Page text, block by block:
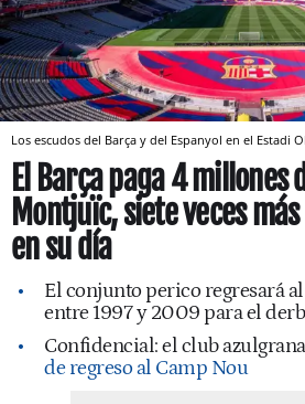
Los escudos del Barça y del Espanyol en el Estadi
El Barça paga 4
Montjuïc, siete veces
en su día
El conjunto perico regresará
entre 1997 y 2009 para el
Confidencial: el club
de regreso al Camp Nou